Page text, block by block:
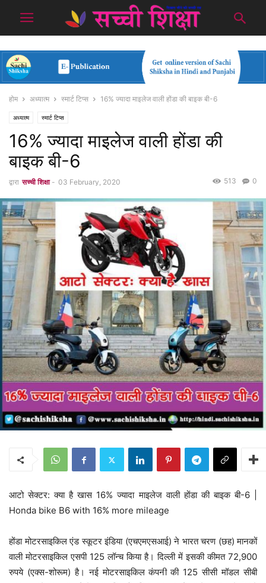
होम अध्यात्म स्मार्ट टिप्स 16% ज्यादा माइलेज वाली होंडा की बाइक बी-6
अध्यात्म स्मार्ट टिप्स
16% ज्यादा माइलेज वाली होंडा की
बाइक बी-6
द्वारा सच्ची शिक्षा - 03 February, 2020 0
513
आटो सेक्टर: क्या है खास 16% ज्यादा माइलेज वाली होंडा की बाइक बी-6 |
Honda bike B6 with 16% more mileage
होंडा मोटरसाइकिल एंड स्कूटर इंडिया (एचएमएसआई) ने भारत चरण (छह) मानकों
वाली मोटरसाइकिल एसपी 125 लॉन्च किया है। दिल्ली में इसकी कीमत 72,900
रुपये (एक्स-शोरूम) है। नई मोटरसाइकिल कंपनी की 125 सीसी मॉडल सीबी